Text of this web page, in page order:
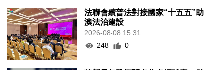
法聯會續普法對接國家“十五五”助
澳法治建設
2026-08-08 15:31
248
0